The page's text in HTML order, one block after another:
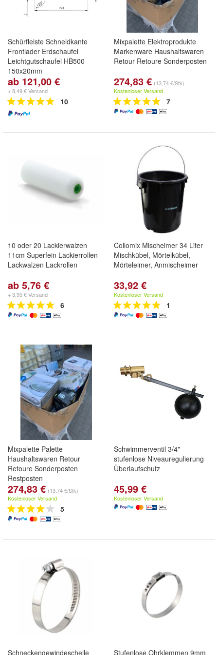
Schürfleiste Schneidkante
Frontlader Erdschaufel
Leichtgutschaufel HB500
150x20mm
ab 121,00 €
+ 8,49 € Versand
10
Mixpalette Elektroprodukte
Markenware Haushaltswaren
Retour Retoure Sonderposten
274,83 € (13,74 €/Stk)
Kostenloser Versand
7
10 oder 20 Lackierwalzen
11cm Superfein Lackierrollen
Lackwalzen Lackrollen
ab 5,76 €
+ 3,95 € Versand
6
Collomix Mischeimer 34 Liter
Mischkübel, Mörtelkübel,
Mörteleimer, Anmischeimer
33,92 €
Kostenloser Versand
1
Mixpalette Palette
Haushaltswaren Retour
Retoure Sonderposten
Restposten
274,83 € (13,74 €/Stk)
Kostenloser Versand
5
Schwimmerventil 3/4"
stufenlose Niveauregulierung
Überlaufschutz
45,99 €
Kostenloser Versand
Schneckengewindeschelle Stufenlose Ohrklemmen 9mm